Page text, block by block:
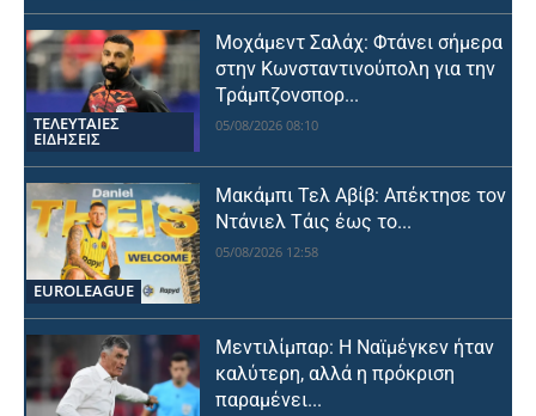
ΤΕΛΕΥΤΑΙΕΣ
ΕΙΔΗΣΕΙΣ
Μοχάμεντ Σαλάχ: Φτάνει σήμερα
στην Κωνσταντινούπολη για την
Τράμπζονσπορ...
05/08/2026 08:10
EUROLEAGUE
Μακάμπι Τελ Αβίβ: Απέκτησε τον
Ντάνιελ Τάις έως το...
05/08/2026 12:58
Μεντιλίμπαρ: Η Ναϊμέγκεν ήταν
καλύτερη, αλλά η πρόκριση
παραμένει...